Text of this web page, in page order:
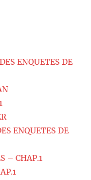
ENQUETES DE
ENQUETES DE
– CHAP.1